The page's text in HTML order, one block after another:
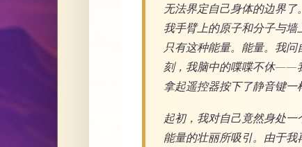
无法界定自己身体的边界
我手臂上的原子和分子与
只有这种能量。能量。我
刻，我脑中的喋喋不休——
拿起遥控器按下了静音键
起初，我对自己竟然身处
能量的壮丽所吸引。由于